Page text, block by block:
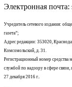
Электронная почта:
Учредитель сетевого издания:
газета”;
Адрес редакции: 353020,
Комсомольский, д. 31.
Регистрационный номер
службой по надзору в сфере
27 декабря 2016 г..